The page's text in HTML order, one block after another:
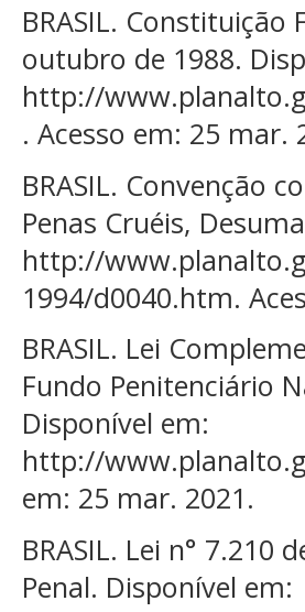
BRASIL. Constituição
outubro de 1988.
http://
. Acesso em: 25 mar.
BRASIL. Convenção
Penas Cruéis,
http://
1994/d0040.htm.
BRASIL. Lei
Fundo Penitenciário
Disponível em:
http://
em: 25 mar. 2021.
BRASIL. Lei n° 7.210
Penal. Disponível em: